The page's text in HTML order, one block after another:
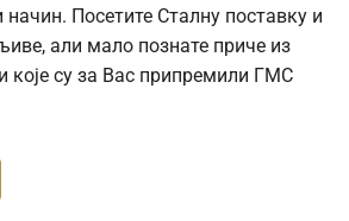
Посетите Сталну поставку и
али мало познате приче из
које су за Вас припремили ГМС